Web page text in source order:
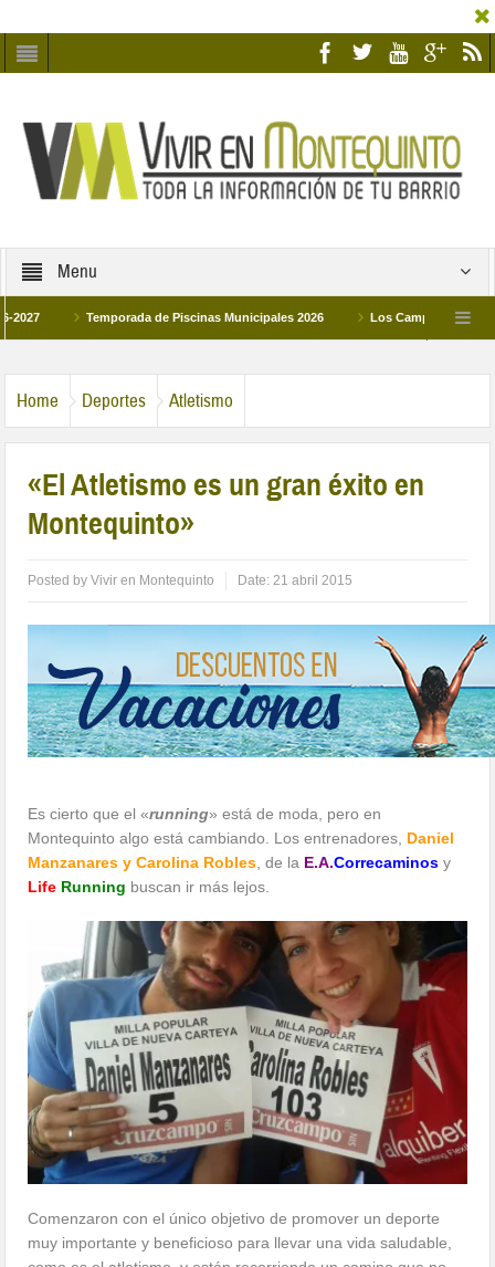
«El Atletismo es un gran éxito en
Montequinto»
Montequinto algo está cambiando. Los entrenadores,
Manzanares y Carolina Robles, de la E.A.Correcaminosy
Life Runningbuscan ir más lejos.
muy importante y beneficioso para llevar una vida saludable,
como es el atletismo, y están recorriendo un camino que no